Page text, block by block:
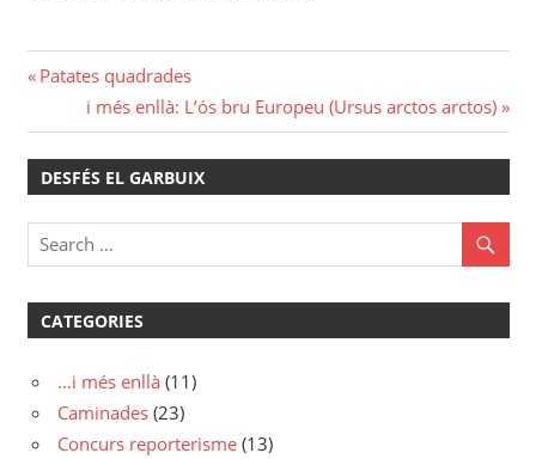
Navegació
d'entrades
Previous
Patates quadrades
Next
Post:
i més enllà: L’ós bru Europeu (Ursus arctos arctos)
DESFÉS EL GARBUIX
CATEGORIES
…i més enllà (11)
Caminades (23)
Concurs reporterisme (13)